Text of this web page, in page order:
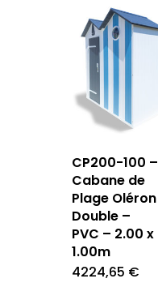
CP200-100 –
Cabane de
Plage Oléron
Double –
PVC – 2.00 x
1.00m
4224,65 €